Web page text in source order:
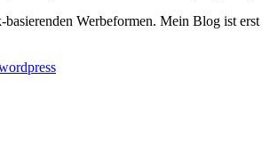
Werbeformen. Mein Blog ist